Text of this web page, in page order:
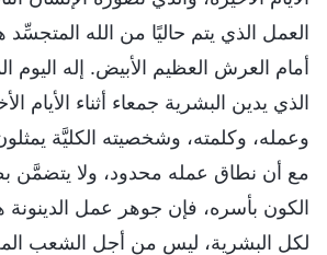
العمل الذي يتم حاليًا من الله المتجسِّد
أمام العرش العظيم الأبيض. إله اليوم
الذي يدين البشرية جمعاء أثناء الأيام
وعمله، وكلمته، وشخصيته الكليَّة
مع أن نطاق عمله محدود، ولا يتضمَّن
الكون بأسره، فإن جوهر عمل الدينونة
لكل البشرية، ليس من أجل الشعب